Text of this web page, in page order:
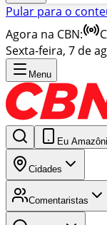
Pular para o
Agora na CBN:
Sexta-feira, 7 de
Menu
Eu
Cidades
Comentaristas